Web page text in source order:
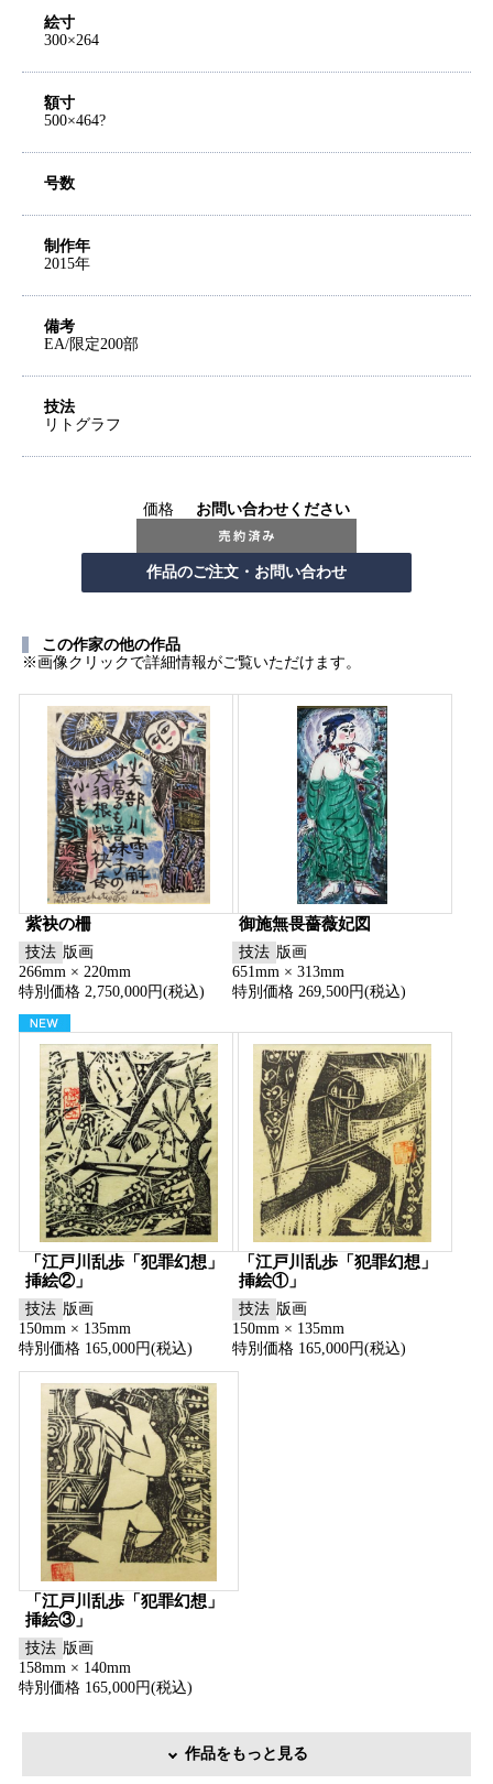
絵寸
300×264
額寸
500×464?
号数
制作年
2015年
備考
EA/限定200部
技法
リトグラフ
価格 お問い合わせください
この作家の他の作品
※画像クリックで詳細情報がご覧いただけます。
紫袂の柵
技法 版画
266mm × 220mm
特別価格 2,750,000円(税込)
御施無畏薔薇妃図
技法 版画
651mm × 313mm
特別価格 269,500円(税込)
「江戸川乱歩「犯罪幻想」
挿絵②」
技法 版画
150mm × 135mm
特別価格 165,000円(税込)
「江戸川乱歩「犯罪幻想」
挿絵①」
技法 版画
150mm × 135mm
特別価格 165,000円(税込)
「江戸川乱歩「犯罪幻想」
挿絵③」
技法 版画
158mm × 140mm
特別価格 165,000円(税込)
作品をもっと見る